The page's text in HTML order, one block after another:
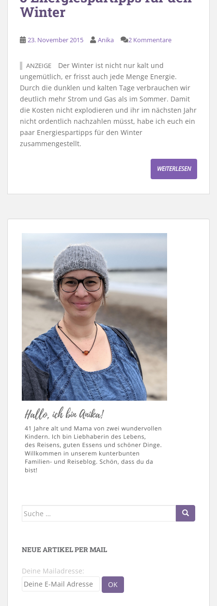
Winter
23. November 2015 Anika 2 Kommentare
ANZEIGE
Der Winter ist nicht nur kalt und
ungemütlich, er frisst auch jede Menge Energie.
Durch die dunklen und kalten Tage verbrauchen wir
deutlich mehr Strom und Gas als im Sommer. Damit
die Kosten nicht explodieren und ihr im nächsten Jahr
nicht ordentlich nachzahlen müsst, habe ich euch ein
paar Energiespartipps für den Winter
zusammengestellt.
WEITERLESEN
Suche
NEUE ARTIKEL PER MAIL
Deine Mailadresse: